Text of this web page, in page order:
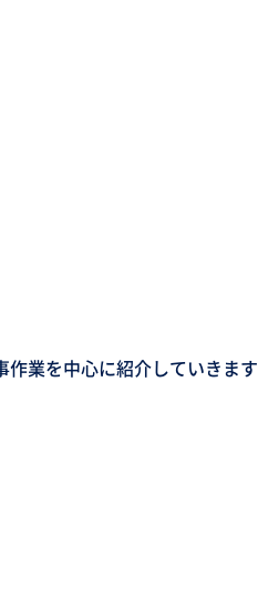
業を中心に紹介していきます